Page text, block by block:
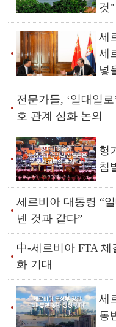
것"
세
세
넣
전문가들, ‘일대일
호 관계 심화 논의
헝
침
세르비아 대통령 “
넨 것과 같다”
中-세르비아 FTA
화 기대
세
동